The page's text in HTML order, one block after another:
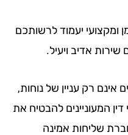
יעמוד לרשותכם
אדיב ויעיל.
רק עניין של נוחות,
להבטיח את
אמינה